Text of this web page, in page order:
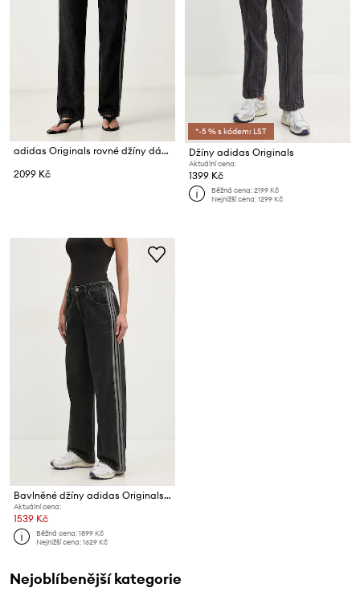
adidas Originals rovné džíny dámské Firebird
2099 Kč
*-5 % s kódem: LST
Džíny adidas Originals
Aktuální cena:
1399 Kč
Běžná cena:2199 Kč
Nejnižší cena:1299 Kč
Bavlněné džíny adidas Originals DENIM 3S PANT
Aktuální cena:
1539 Kč
Běžná cena:1899 Kč
Nejnižší cena:1629 Kč
Nejoblíbenější kategorie